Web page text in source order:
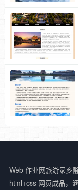
Web 作业网旅游家乡
html+css 网页成品，